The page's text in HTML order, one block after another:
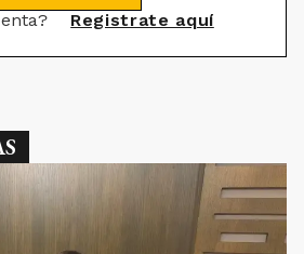
Registrate aquí